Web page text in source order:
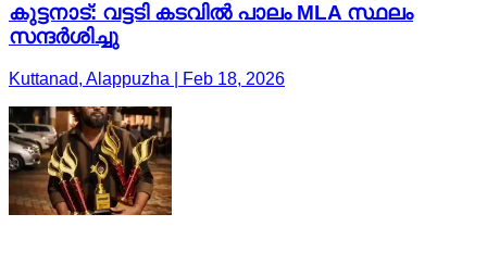
കുട്ടനാട്: വട്ടടി കടവിൽ പാലം MLA സ്ഥലം
സന്ദർശിച്ചു
Kuttanad, Alappuzha | Feb 18, 2026